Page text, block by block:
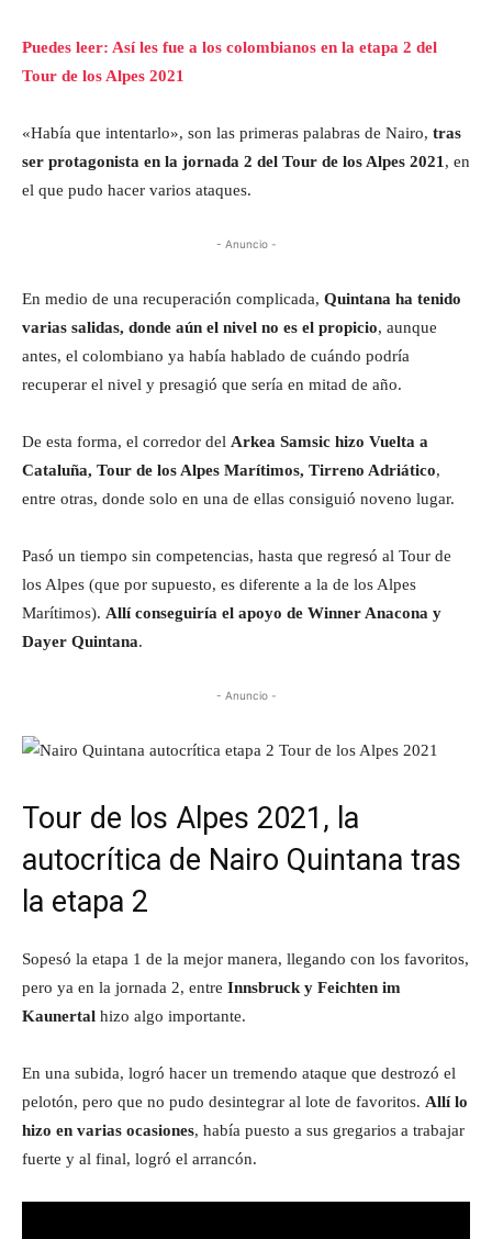
Puedes leer: Así les fue a los colombianos en la etapa 2 del
Tour de los Alpes 2021
«Había que intentarlo», son las primeras palabras de Nairo, tras
ser protagonista en la jornada 2 del Tour de los Alpes 2021 , en
el que pudo hacer varios ataques.
- Anuncio -
En medio de una recuperación complicada, Quintana ha tenido
varias salidas, donde aún el nivel no es el propicio, aunque
antes, el colombiano ya había hablado de cuándo podría
recuperar el nivel y presagió que sería en mitad de año.
De esta forma, el corredor del Arkea Samsic hizo Vuelta a
Cataluña, Tour de los Alpes Marítimos, Tirreno Adriático,
entre otras, donde solo en una de ellas consiguió noveno lugar.
Pasó un tiempo sin competencias, hasta que regresó al Tour de
los Alpes (que por supuesto, es diferente a la de los Alpes
Marítimos). Allí conseguiría el apoyo de Winner Anacona y
Dayer Quintana.
- Anuncio -
Tour de los Alpes 2021, la
autocrítica de Nairo Quintana tras
la etapa 2
Sopesó la etapa 1 de la mejor manera, llegando con los favoritos,
pero ya en la jornada 2, entre Innsbruck y Feichten im
Kaunertal hizo algo importante.
En una subida, logró hacer un tremendo ataque que destrozó el
pelotón, pero que no pudo desintegrar al lote de favoritos. Allí lo
hizo en varias ocasiones, había puesto a sus gregarios a trabajar
fuerte y al final, logró el arrancón.